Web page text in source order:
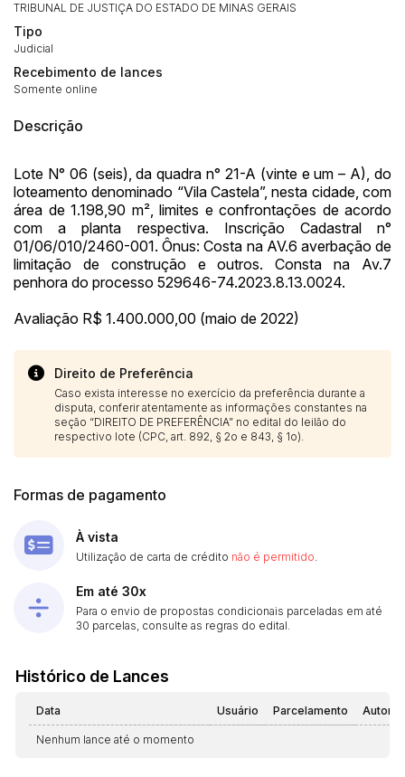
TRIBUNAL DE JUSTIÇA DO ESTADO DE MINAS GERAIS
Tipo
Judicial
Recebimento de lances
Somente online
Descrição
Lote N° 06 (seis), da quadra n° 21-A (vinte e um – A), do
loteamento denominado “Vila Castela”, nesta cidade, com
área de 1.198,90 m², limites e confrontações de acordo
com a planta respectiva. Inscrição Cadastral n°
01/06/010/2460-001. Ônus: Costa na AV.6 averbação de
limitação de construção e outros. Consta na Av.7
penhora do processo 529646-74.2023.8.13.0024.
Avaliação R$ 1.400.000,00 (maio de 2022)
Direito de Preferência
Caso exista interesse no exercício da preferência durante a
disputa, conferir atentamente as informações constantes na
seção “DIREITO DE PREFERÊNCIA” no edital do leilão do
respectivo lote (CPC, art. 892, § 2o e 843, § 1o).
Formas de pagamento
À vista
Utilização de carta de crédito não é permitido
Em até 30x
Para o envio de propostas condicionais parceladas em até
30 parcelas, consulte as regras do edital.
Histórico de Lances
Data Usuário Parcelamento
Nenhum lance até o momento
(Art. 895, CPC)
Data Usuário
14/04/2025 18:43:11